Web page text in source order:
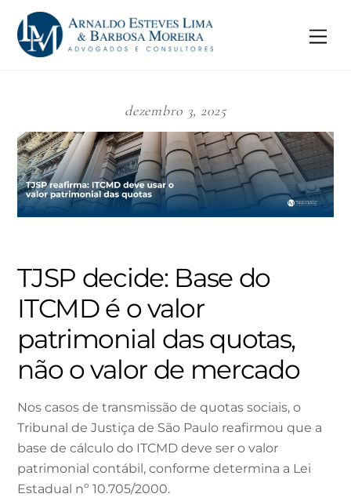
content
dezembro 3, 2025
TJSP decide: Base do
ITCMD é o valor
patrimonial das quotas,
não o valor de mercado
Nos casos de transmissão de quotas sociais, o
Tribunal de Justiça de São Paulo reafirmou que a
base de cálculo do ITCMD deve ser o valor
patrimonial contábil, conforme determina a Lei
Estadual nº 10.705/2000.